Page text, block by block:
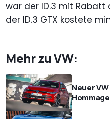
war der ID.3 mit Rabatt
der ID.3 GTX kostete
Mehr zu VW:
Neuer